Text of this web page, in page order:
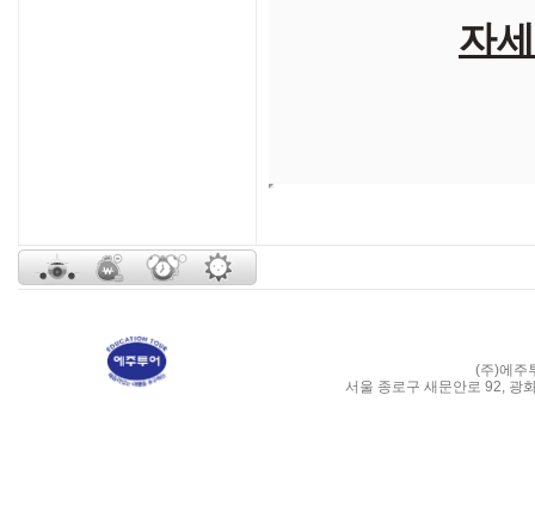
자
(주)에주
서울 종로구 새문안로 92, 광